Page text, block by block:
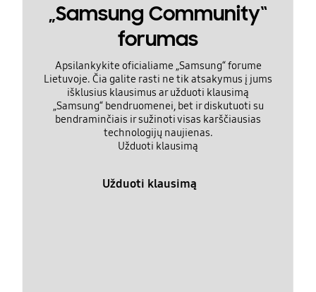
„Samsung Community“
forumas
Apsilankykite oficialiame „Samsung“ forume
Lietuvoje. Čia galite rasti ne tik atsakymus į jums
išklusius klausimus ar užduoti klausimą
„Samsung“ bendruomenei, bet ir diskutuoti su
bendraminčiais ir sužinoti visas karščiausias
technologijų naujienas.
Užduoti klausimą
Užduoti klausimą